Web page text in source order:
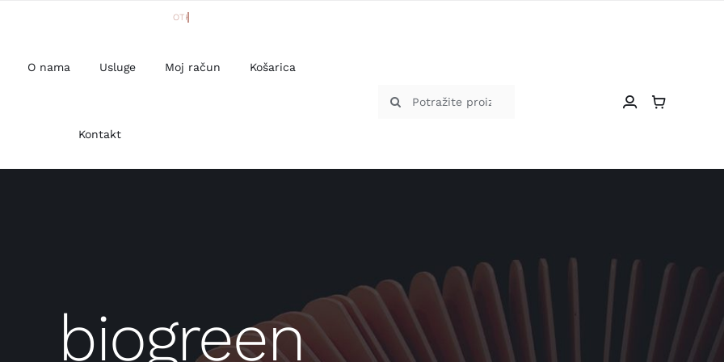
O nama Usluge Moj račun Košarica
Kontakt
Traži...
biogreen